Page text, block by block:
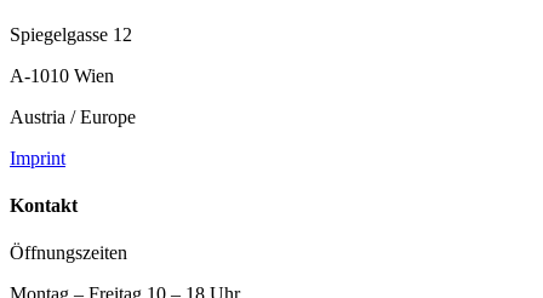
Spiegelgasse 12
A-1010 Wien
Austria / Europe
Imprint
Kontakt
Öffnungszeiten